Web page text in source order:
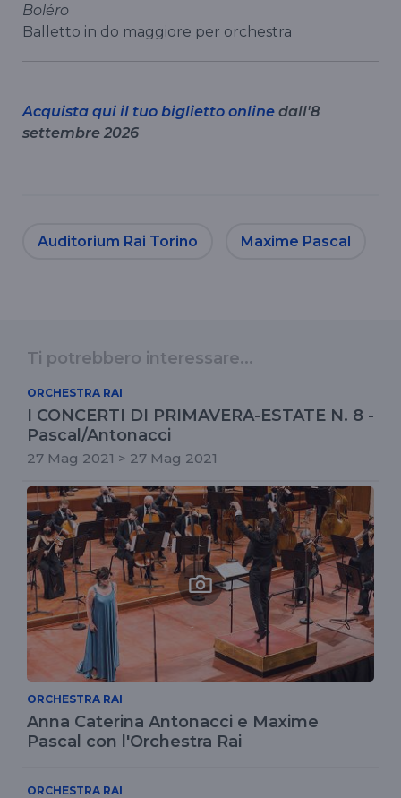
Boléro
Balletto in do maggiore per orchestra
Acquista qui il tuo biglietto online dall'8
settembre 2026
Auditorium Rai Torino Maxime Pascal
Ti potrebbero interessare...
ORCHESTRA RAI
I CONCERTI DI PRIMAVERA-ESTATE N. 8 -
Pascal/Antonacci
27 Mag 2021 > 27 Mag 2021
ORCHESTRA RAI
Anna Caterina Antonacci e Maxime
Pascal con l'Orchestra Rai
ORCHESTRA RAI